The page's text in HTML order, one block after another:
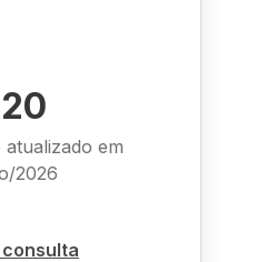
em
2026
consulta